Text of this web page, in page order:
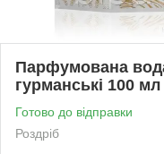
Парфумована
гурманські 100 мл
Готово до відправки
Роздріб